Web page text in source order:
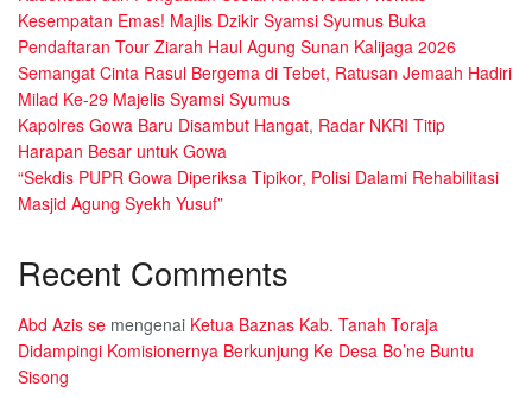
Kesempatan Emas! Majlis Dzikir Syamsi Syumus Buka
Pendaftaran Tour Ziarah Haul Agung Sunan Kalijaga 2026
Semangat Cinta Rasul Bergema di Tebet, Ratusan Jemaah Hadiri
Milad Ke-29 Majelis Syamsi Syumus
Kapolres Gowa Baru Disambut Hangat, Radar NKRI Titip
Harapan Besar untuk Gowa
“Sekdis PUPR Gowa Diperiksa Tipikor, Polisi Dalami Rehabilitasi
Masjid Agung Syekh Yusuf”
Recent Comments
Abd Azis se mengenai Ketua Baznas Kab. Tanah Toraja
Didampingi Komisionernya Berkunjung Ke Desa Bo’ne Buntu
Sisong